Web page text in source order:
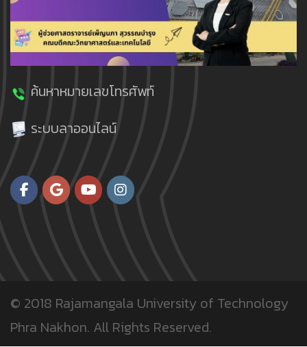
ค้นหาหมายเลขโทรศัพท์
ระบบลาออนไลน์
© 2018 Rajamangala University of Technology
Phra Nakhon. All Rights Reserved.